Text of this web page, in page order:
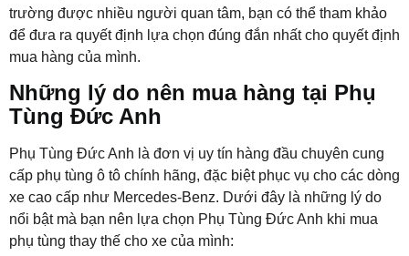
trường được nhiều người quan tâm, bạn có thể tham khảo
để đưa ra quyết định lựa chọn đúng đắn nhất cho quyết định
mua hàng của mình.
Những lý do nên mua hàng tại Phụ
Tùng Đức Anh
Phụ Tùng Đức Anh là đơn vị uy tín hàng đầu chuyên cung
cấp phụ tùng ô tô chính hãng, đặc biệt phục vụ cho các dòng
xe cao cấp như Mercedes-Benz. Dưới đây là những lý do
nổi bật mà bạn nên lựa chọn Phụ Tùng Đức Anh khi mua
phụ tùng thay thế cho xe của mình: